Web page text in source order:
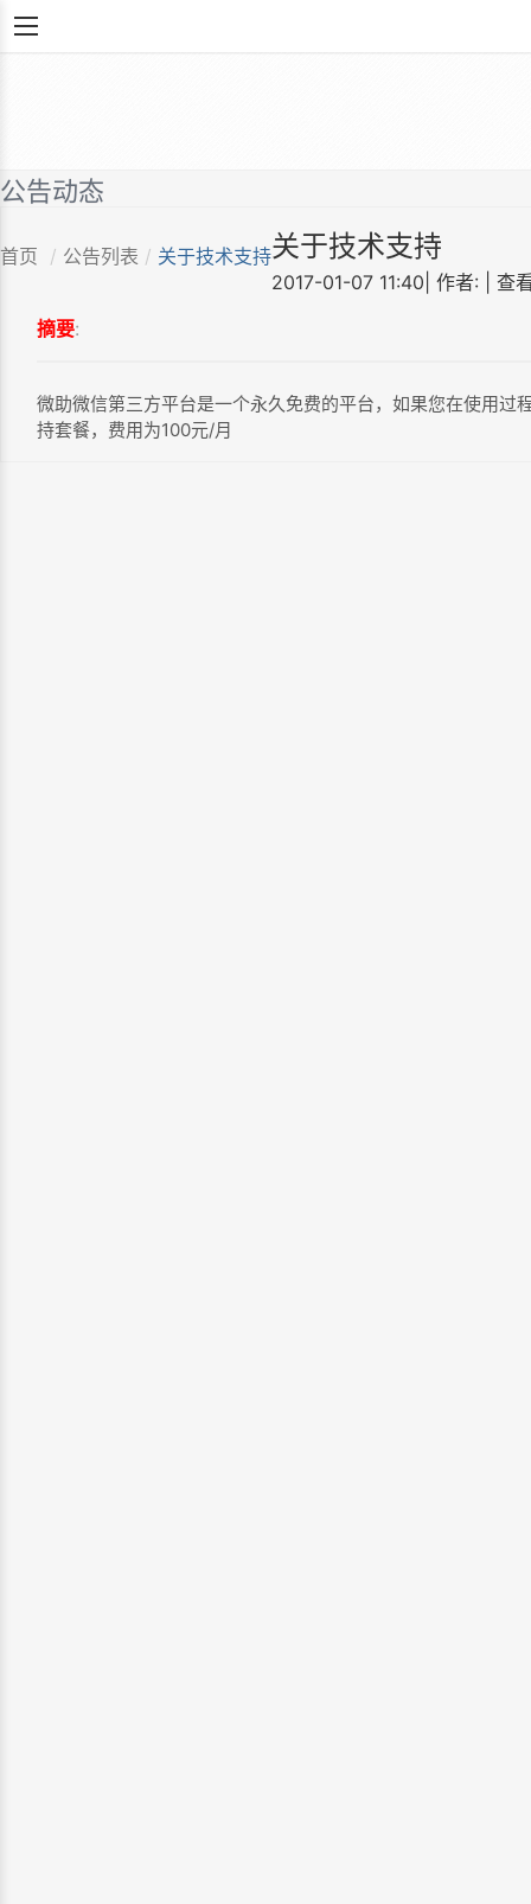
公告动态
首页 / 公告列表 / 关于技术支持关于技术支持
2017-01-07 11:40 作者:
查
摘要:
微助微信第三方平台是一个永久免费的平台，如果您在使用
持套餐，费用为100元/月